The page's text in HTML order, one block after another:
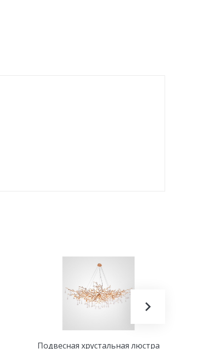
Подвесная хрустальная люстра